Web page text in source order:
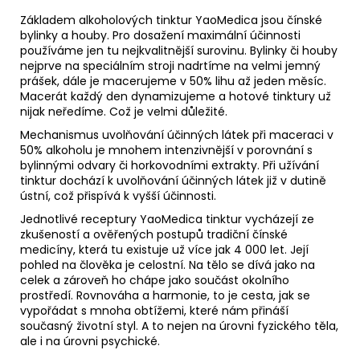
Základem alkoholových tinktur YaoMedica jsou čínské
bylinky a houby. Pro dosažení maximální účinnosti
používáme jen tu nejkvalitnější surovinu. Bylinky či houby
nejprve na speciálním stroji nadrtíme na velmi jemný
prášek, dále je macerujeme v 50% lihu až jeden měsíc.
Macerát každý den dynamizujeme a hotové tinktury už
nijak neředíme. Což je velmi důležité.
Mechanismus uvolňování účinných látek při maceraci v
50% alkoholu je mnohem intenzivnější v porovnání s
bylinnými odvary či horkovodními extrakty. Při užívání
tinktur dochází k uvolňování účinných látek již v dutině
ústní, což přispívá k vyšší účinnosti.
Jednotlivé receptury YaoMedica tinktur vycházejí ze
zkušeností a ověřených postupů tradiční čínské
medicíny, která tu existuje už více jak 4 000 let. Její
pohled na člověka je celostní. Na tělo se dívá jako na
celek a zároveň ho chápe jako součást okolního
prostředí. Rovnováha a harmonie, to je cesta, jak se
vypořádat s mnoha obtížemi, které nám přináší
současný životní styl. A to nejen na úrovni fyzického těla,
ale i na úrovni psychické.